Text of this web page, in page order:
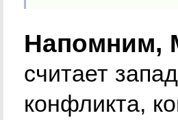
Напомним,
считает
конфликта,